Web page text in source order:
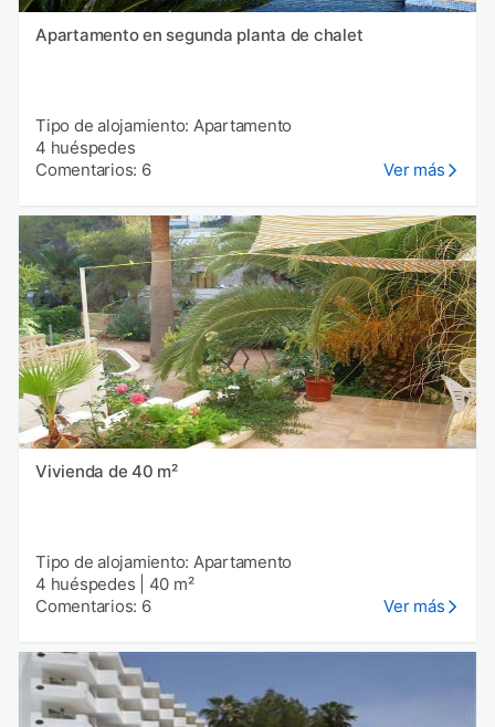
Apartamento en segunda planta de chalet
Tipo de alojamiento: Apartamento
4 huéspedes
Comentarios: 6
Ver más
Vivienda de 40 m²
Tipo de alojamiento: Apartamento
4 huéspedes
40 m²
Comentarios: 6
Ver más